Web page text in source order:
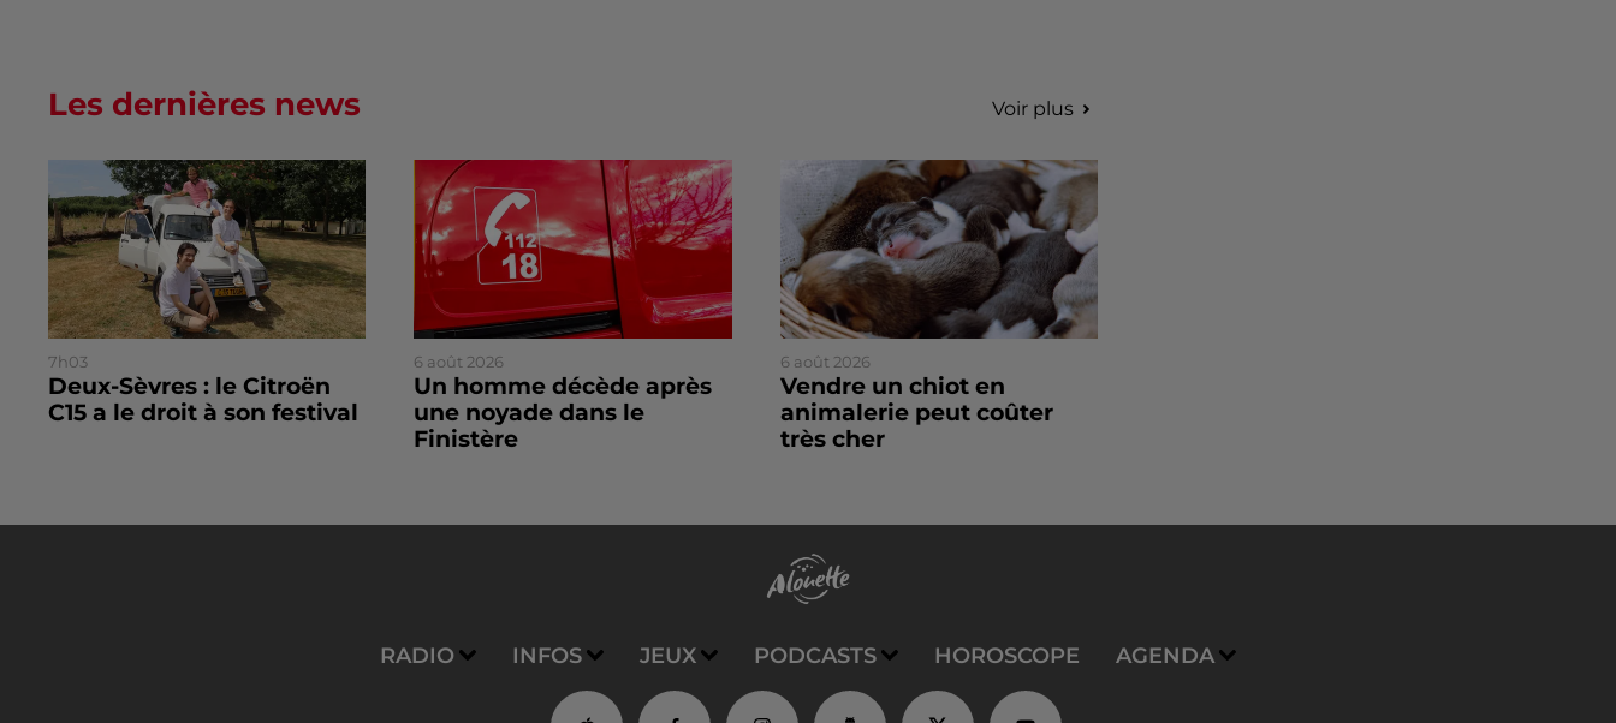
Les dernières news Voir plus
7h03
Deux-Sèvres : le Citroën
C15 a le droit à son festival
6 août 2026
Un homme décède après
une noyade dans le
Finistère
6 août 2026
Vendre un chiot en
animalerie peut coûter
très cher
RADIO INFOS JEUX PODCASTS HOROSCOPE AGENDA